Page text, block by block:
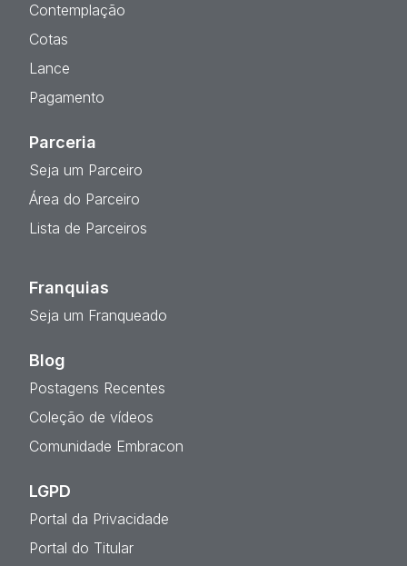
Contemplação
Cotas
Lance
Pagamento
Parceria
Seja um Parceiro
Área do Parceiro
Lista de Parceiros
Franquias
Seja um Franqueado
Blog
Postagens Recentes
Coleção de vídeos
Comunidade Embracon
LGPD
Portal da Privacidade
Portal do Titular